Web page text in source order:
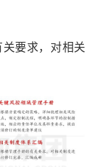
要求，对相关